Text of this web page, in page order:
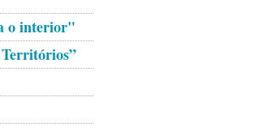
o interior"